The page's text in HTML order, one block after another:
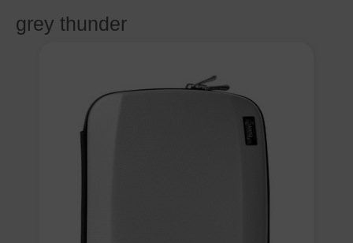
grey thunder